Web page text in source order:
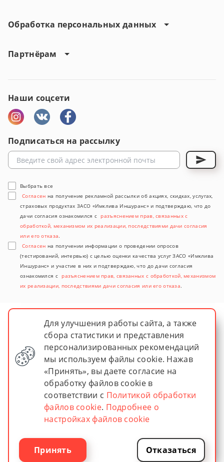
Обработка персональных данных
Партнёрам
Наши соцсети
Подписаться на рассылку
Выбрать все
Согласен на получение рекламной рассылки об акциях, скидках, услугах,
страховых продуктах ЗАСО «Имклива Иншуранс» и подтверждаю, что до
дачи согласия ознакомился с разъяснением прав, связанных с
обработкой, механизмом их реализации, последствиями дачи согласия
или его отказа.
Согласен на получении информации о проведении опросов
(тестирований, интервью) с целью оценки качества услуг ЗАСО «Имклива
Иншуранс» и участие в них и подтверждаю, что до дачи согласия
ознакомился с разъяснением прав, связанных с обработкой, механизмом
их реализации, последствиями дачи согласия или его отказа.
© 2026 imkliva insurance
ЗАСО "Имклива Иншуранс"
Зарегистрировано в Министерстве финансов Республики
Лицензия № 02200/13–00036 от 30.04.2004
Разработано в Новый сайт
Для улучшения работы сайта, а также
сбора статистики и представления
персонализированных рекомендаций
мы используем файлы cookie. Нажав
«Принять», вы даете согласие на
обработку файлов cookie в
соответствии с Политикой обработки
файлов cookie. Подробнее о
настройках файлов cookie
Принять Отказаться